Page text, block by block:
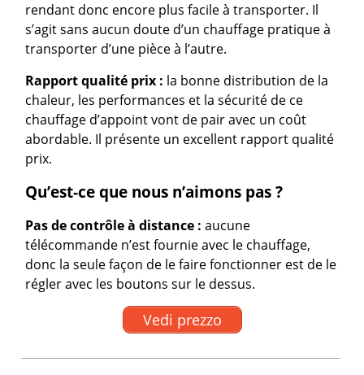
rendant donc encore plus facile à transporter. Il
s’agit sans aucun doute d’un chauffage pratique à
transporter d’une pièce à l’autre.
Rapport qualité prix : la bonne distribution de la
chaleur, les performances et la sécurité de ce
chauffage d’appoint vont de pair avec un coût
abordable. Il présente un excellent rapport qualité
prix.
Qu’est-ce que nous n’aimons pas ?
Pas de contrôle à distance : aucune
télécommande n’est fournie avec le chauffage,
donc la seule façon de le faire fonctionner est de le
régler avec les boutons sur le dessus.
Vedi prezzo